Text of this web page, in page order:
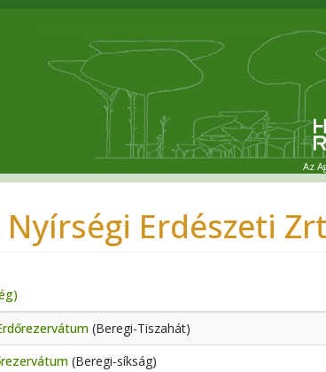
Az
Nyírségi Erdészeti
(Beregi-Tiszahát)
(Beregi-síkság)